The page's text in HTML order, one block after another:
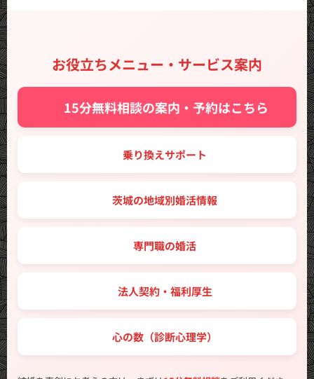
お役立ちメニュー・サービス案内
✨ 15分無料相談の案内・予約はこちら
🔑 乗り換えサポート
🗾 茨城の地域別婚活情報
💼 専門職の婚活
🤝 法人契約・福利厚生
💖 心の数（診断心理学）